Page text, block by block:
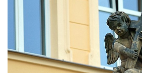
Blatné
Sloup Panny Marie Polické v Horní Polici
Sloup Panny Marie v Horní Polici
Sloup se sochou svatého Šebestiána v
Žandově